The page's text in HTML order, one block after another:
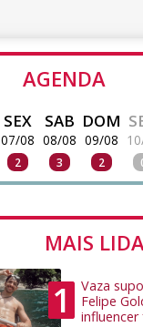
AGENDA
SEX
07/08
2
SAB
08/08
3
DOM
09/08
2
MAIS
1
Vaza
Felipe
influencer